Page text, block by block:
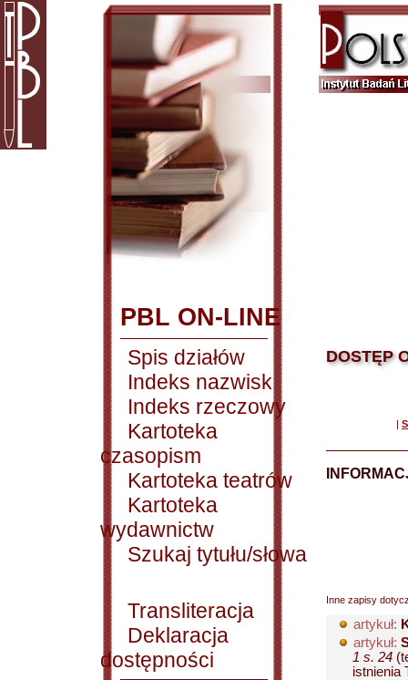
PBL ON-LINE
Spis działów
Indeks nazwisk
Indeks rzeczowy
Kartoteka
czasopism
Kartoteka teatrów
Kartoteka
wydawnictw
Szukaj tytułu/słowa
Transliteracja
Deklaracja
dostępności
DOSTĘP
|
Inne zapisy
artykuł:
artykuł:
1 s. 24
istnienia